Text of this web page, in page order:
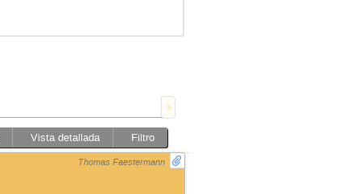
Vista detallada Filtro
Thomas Faestermann